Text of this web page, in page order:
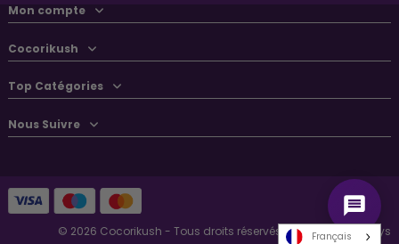
Mon compte
Cocorikush
Top Catégories
Nous Suivre
© 2026 Cocorikush - Tous droits réservés • Made byNew Keys
Français